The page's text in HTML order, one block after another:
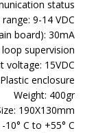
status
9-14 VDC
board): 30mA
supervision
voltage: 15VDC
Plastic enclosure
Weight: 400gr
190X130mm
C to +55° C